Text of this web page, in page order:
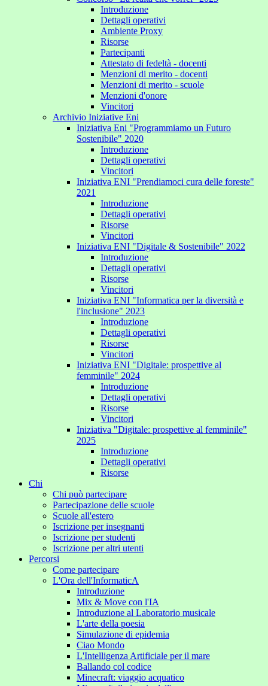
Introduzione
Dettagli operativi
Ambiente Proxy
Risorse
Partecipanti
Attestato di fedeltà - docenti
Menzioni di merito - docenti
Menzioni di merito - scuole
Menzioni d'onore
Vincitori
Archivio Iniziative Eni
Iniziativa Eni "Programmiamo un Futuro
Sostenibile" 2020
Introduzione
Dettagli operativi
Vincitori
Iniziativa ENI "Prendiamoci cura delle foreste"
2021
Introduzione
Dettagli operativi
Risorse
Vincitori
Iniziativa ENI "Digitale & Sostenibile" 2022
Introduzione
Dettagli operativi
Risorse
Vincitori
Iniziativa ENI "Informatica per la diversità e
l'inclusione" 2023
Introduzione
Dettagli operativi
Risorse
Vincitori
Iniziativa ENI "Digitale: prospettive al
femminile" 2024
Introduzione
Dettagli operativi
Risorse
Vincitori
Iniziativa "Digitale: prospettive al femminile"
2025
Introduzione
Dettagli operativi
Risorse
Chi
Chi può partecipare
Partecipazione delle scuole
Scuole all'estero
Iscrizione per insegnanti
Iscrizione per studenti
Iscrizione per altri utenti
Percorsi
Come partecipare
L'Ora dell'InformaticA
Introduzione
Mix & Move con l'IA
Introduzione al Laboratorio musicale
L'arte della poesia
Simulazione di epidemia
Ciao Mondo
L'Intelligenza Artificiale per il mare
Ballando col codice
Minecraft: viaggio acquatico